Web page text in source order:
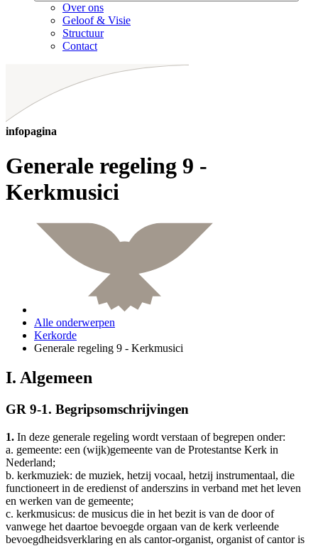
Over ons
Geloof & Visie
Structuur
Contact
infopagina
Generale regeling 9 -
Kerkmusici
Alle onderwerpen
Kerkorde
Generale regeling 9 - Kerkmusici
I. Algemeen
GR 9-1. Begripsomschrijvingen
1. In deze generale regeling wordt verstaan of begrepen onder:
a. gemeente: een (wijk)gemeente van de Protestantse Kerk in
Nederland;
b. kerkmuziek: de muziek, hetzij vocaal, hetzij instrumentaal, die
functioneert in de eredienst of anderszins in verband met het leven
en werken van de gemeente;
c. kerkmusicus: de musicus die in het bezit is van de door of
vanwege het daartoe bevoegde orgaan van de kerk verleende
bevoegdheidsverklaring en als cantor-organist, organist of cantor is